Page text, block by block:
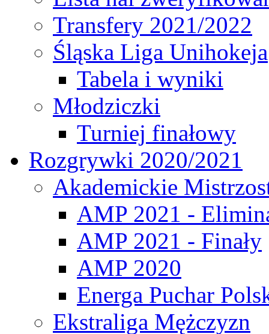
Transfery 2021/2022
Śląska Liga Unihokeja
Tabela i wyniki
Młodziczki
Turniej finałowy
Rozgrywki 2020/2021
Akademickie
AMP 2021 -
AMP 2021 - Finały
AMP 2020
Energa Puchar
Ekstraliga Mężczyzn